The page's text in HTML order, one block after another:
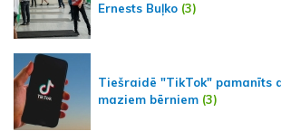
Ernests Buļko (3)
Tiešraidē "TikTok" pamanīts
maziem bērniem (3)